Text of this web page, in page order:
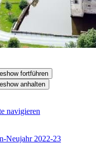
fortführen
anhalten
navigieren
Neujahr 2022-23